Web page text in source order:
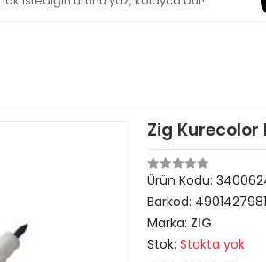
Zig Kurecolor
Ürün Kodu:
Barkod:
Marka: ZIG
Stok: Stokta yok